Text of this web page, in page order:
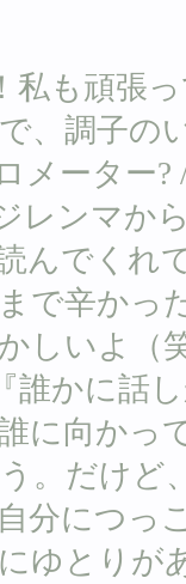
私も頑張
、調子の
メーター?
レンマか
んでくれ
で辛かっ
しいよ（
誰かに話
に向かっ
。だけど
分につっ
ゆとりが